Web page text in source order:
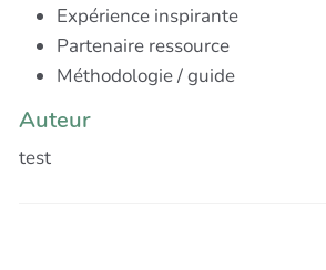
Expérience inspirante
Partenaire ressource
Méthodologie / guide
Auteur
test